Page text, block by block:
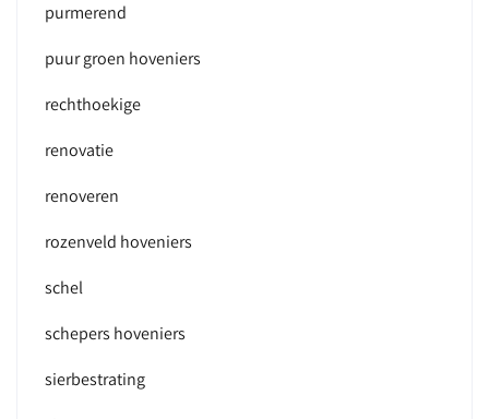
purmerend
puur groen hoveniers
rechthoekige
renovatie
renoveren
rozenveld hoveniers
schel
schepers hoveniers
sierbestrating